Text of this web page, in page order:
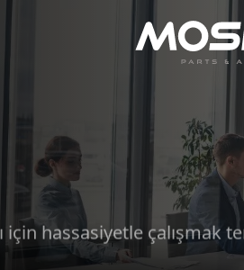
hassasiyetle çalışmak